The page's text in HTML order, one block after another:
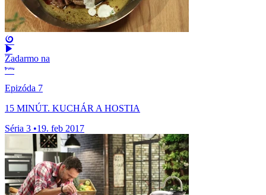
Zadarmo na
Epizóda 7
15 MINÚT. KUCHÁR A HOSTIA
Séria 3 •19. feb 2017